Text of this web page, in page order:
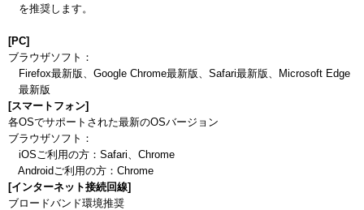
を推奨します。
[PC]
ブラウザソフト：
Firefox最新版、Google Chrome最新版、Safari最新版、Microsoft Edge
最新版
[スマートフォン]
各OSでサポートされた最新のOSバージョン
ブラウザソフト：
iOSご利用の方：Safari、Chrome
Androidご利用の方：Chrome
[インターネット接続回線]
ブロードバンド環境推奨